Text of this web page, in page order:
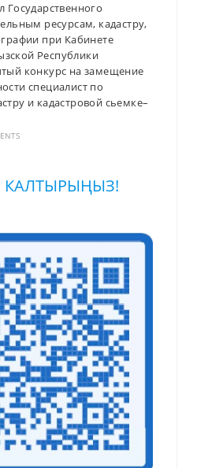
Государственного
ресурсам, кадастру,
при Кабинете
Республики
конкурс на замещение
специалист по
и кадастровой сьемке–
КАЛТЫРЫҢЫЗ!